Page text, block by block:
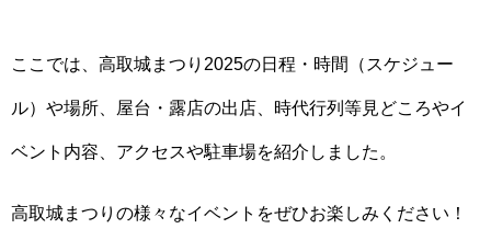
ここでは、高取城まつり2025の日程・時間（スケジュー
ル）や場所、屋台・露店の出店、時代行列等見どころやイ
ベント内容、アクセスや駐車場を紹介しました。
高取城まつりの様々なイベントをぜひお楽しみください！